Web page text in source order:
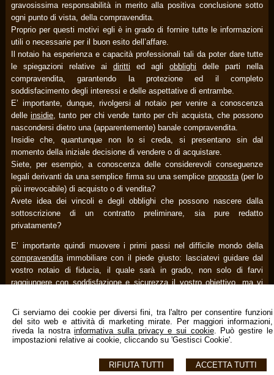
Ci serviamo dei cookie per diversi fini, tra l'altro per consentire funzioni
del sito web e attività di marketing mirate. Per maggiori informazioni,
riveda la nostrainformativa sulla privacy e sui cookie. Può gestire le
impostazioni relative ai cookie, cliccando su 'Gestisci Cookie'.
ACCETTA TUTTI
RIFIUTA TUTTI
gravosissima responsabilità in merito alla positiva conclusione sotto
ogni punto di vista, della compravendita.
Proprio per questi motivi egli è in grado di fornire tutte le informazioni
utili o necessarie per il buon esito dell’affare.
Il notaio ha esperienza e capacità professionali tali da poter dare tutte
le spiegazioni relative ai diritti ed agliobblighi delle parti nella
compravendita, garantendo la protezione ed il completo
soddisfacimento degli interessi e delle aspettative di entrambe.
E’ importante, dunque, rivolgersi al notaio per venire a conoscenza
delle insidie, tanto per chi vende tanto per chi acquista, che possono
nascondersi dietro una (apparentemente) banale compravendita.
Insidie che, quantunque non lo si creda, si presentano sin dal
momento della iniziale decisione di vendere o di acquistare.
Siete, per esempio, a conoscenza delle considerevoli conseguenze
legali derivanti da una semplice firma su una semplice proposta(per lo
più irrevocabile) di acquisto o di vendita?
Avete idea dei vincoli e degli obblighi che possono nascere dalla
sottoscrizione di un contratto preliminare, sia pure redatto
privatamente?
E’ importante quindi muovere i primi passi nel difficile mondo della
compravenditaimmobiliare con il piede giusto: lasciatevi guidare dal
vostro notaio di fiducia, il quale sarà in grado, non solo di farvi
raggiungere con soddisfazione e sicurezza il vostro obiettivo, ma vi
tratto da www.notariato.it
Studio Notarile Antonio Decimo